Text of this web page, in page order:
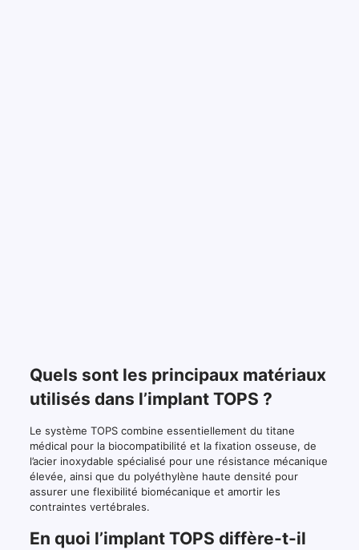
Quels sont les principaux matériaux
utilisés dans l’implant TOPS ?
Le système TOPS combine essentiellement du titane
médical pour la biocompatibilité et la fixation osseuse, de
l’acier inoxydable spécialisé pour une résistance mécanique
élevée, ainsi que du polyéthylène haute densité pour
assurer une flexibilité biomécanique et amortir les
contraintes vertébrales.
En quoi l’implant TOPS diffère-t-il